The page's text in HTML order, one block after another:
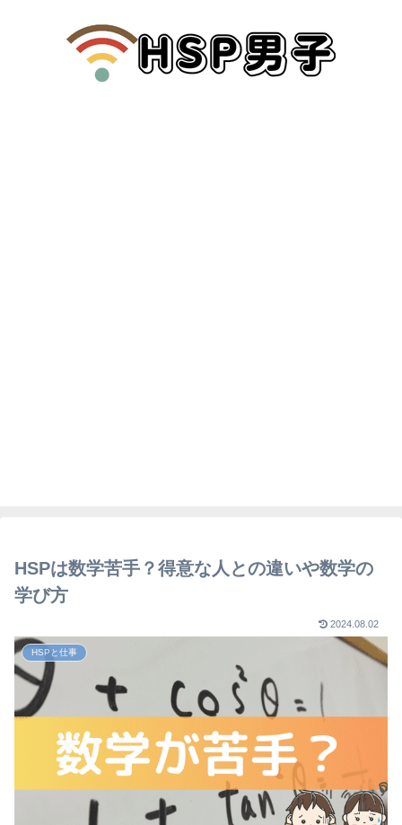
HSPは数学苦手？得意な人との違いや数学の
学び方
2024.08.02
HSPと仕事